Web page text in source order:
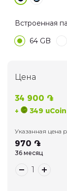
WiFi роутеры
Гаджеты
эл. Транспорт
Умный дом
Цена
34 900 ֏
+ 349 uCoin
Указанная цена
970 ֏
36 месяц
Встроенная
64 GB